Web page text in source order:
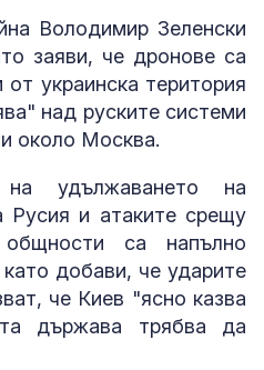
Володимир Зеленски
заяви, че дронове са
украинска територия
над руските системи
около Москва.
удължаването на
Русия и атаките срещу
са напълно
добави, че ударите
че Киев "ясно казва
държава трябва да